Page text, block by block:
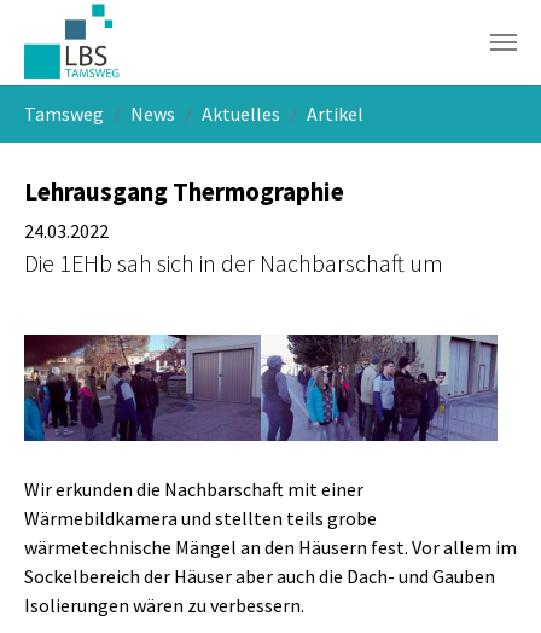
Skip to main navigation
Skip to main content
Skip to page footer
Tamsweg News Aktuelles Artikel
Lehrausgang Thermographie
24.03.2022
Die 1EHb sah sich in der Nachbarschaft um
Show larger version Show larger version
Wir erkunden die Nachbarschaft mit einer
Wärmebildkamera und stellten teils grobe
wärmetechnische Mängel an den Häusern fest. Vor allem im
Sockelbereich der Häuser aber auch die Dach- und Gauben
Isolierungen wären zu verbessern.